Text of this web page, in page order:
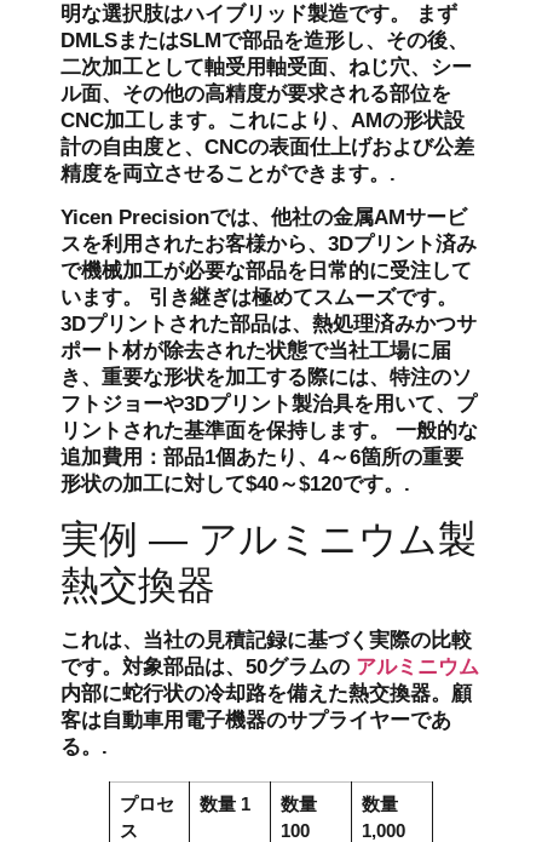
明な選択肢はハイブリッド製造です。 まず
DMLSまたはSLMで部品を造形し、その後、
二次加工として軸受用軸受面、ねじ穴、シー
ル面、その他の高精度が要求される部位を
CNC加工します。これにより、AMの形状設
計の自由度と、CNCの表面仕上げおよび公差
精度を両立させることができます。.
Yicen Precisionでは、他社の金属AMサービ
スを利用されたお客様から、3Dプリント済み
で機械加工が必要な部品を日常的に受注して
います。 引き継ぎは極めてスムーズです。
3Dプリントされた部品は、熱処理済みかつサ
ポート材が除去された状態で当社工場に届
き、重要な形状を加工する際には、特注のソ
フトジョーや3Dプリント製治具を用いて、プ
リントされた基準面を保持します。 一般的な
追加費用：部品1個あたり、4～6箇所の重要
形状の加工に対して$40～$120です。.
実例 — アルミニウム製
熱交換器
これは、当社の見積記録に基づく実際の比較
です。対象部品は、50グラムの アルミニウム
内部に蛇行状の冷却路を備えた熱交換器。顧
客は自動車用電子機器のサプライヤーであ
る。.
プロセ
ス
数量 1
数量
100
数量
1,000